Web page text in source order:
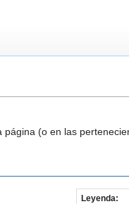
(o en las
Leyenda: